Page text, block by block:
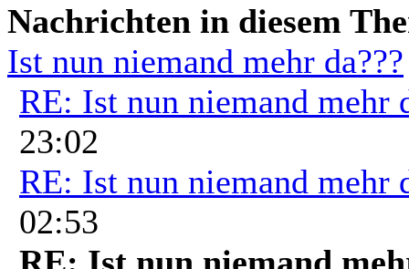
Nachrichten in diesem
Ist nun niemand mehr da???
RE: Ist nun niemand mehr
23:02
RE: Ist nun niemand mehr
02:53
RE: Ist nun niemand